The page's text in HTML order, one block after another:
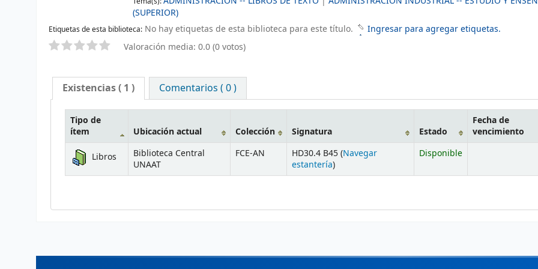
(SUPERIOR)
Etiquetas de esta biblioteca: No hay etiquetas de esta biblioteca para este título.
Ingresar para agregar etiquetas.
Valoración media: 0.0 (0 votos)
Existencias( 1 ) Comentarios ( 0 )
Tipo de
ítem
Ubicación actual Colección Signatura Estado
Fecha de
vencimiento
Libros
Biblioteca Central
UNAAT
FCE-AN HD30.4 B45 (Navegar
estantería)
Disponible